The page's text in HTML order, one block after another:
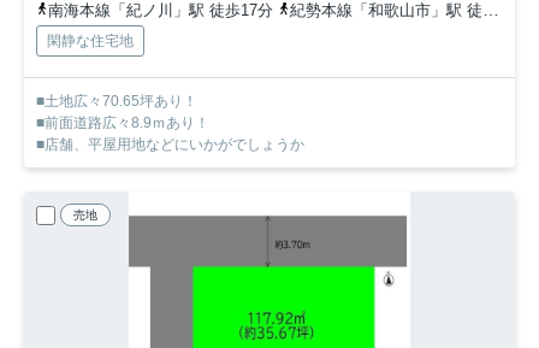
南海本線「紀ノ川」駅 徒歩17分
紀勢本線「和歌山市」駅 徒歩19分
閑静な住宅地
■土地広々70.65坪あり！
■前面道路広々8.9ｍあり！
■店舗、平屋用地などにいかがでしょうか
売地